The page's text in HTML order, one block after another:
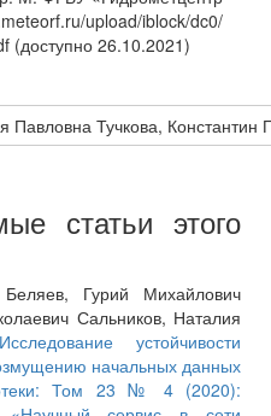
upload/iblock/dc0/
(доступно 26.10.2021)
Павловна Тучкова,
статьи этого
Гурий Михайлович
Сальников, Наталия
Исследование устойчивости
начальных данных
Том 23 № 4 (2020):